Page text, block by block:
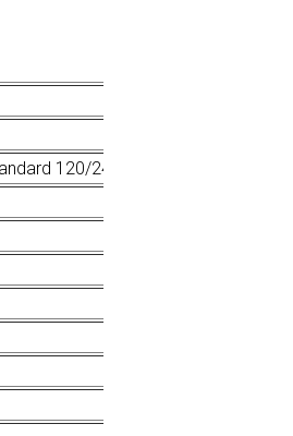
120/240 V, europäischer